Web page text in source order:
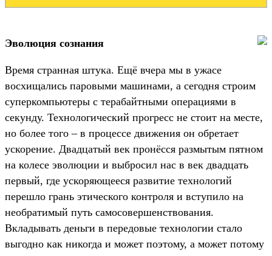
Эволюция сознания
Время странная штука. Ещё вчера мы в ужасе
восхищались паровыми машинами, а сегодня строим
суперкомпьютеры с терабайтными операциями в
секунду. Технологический прогресс не стоит на месте,
но более того – в процессе движения он обретает
ускорение. Двадцатый век пронёсся размытым пятном
на колесе эволюции и выбросил нас в век двадцать
первый, где ускоряющееся развитие технологий
перешло грань этического контроля и вступило на
необратимый путь самосовершенствования.
Вкладывать деньги в передовые технологии стало
выгодно как никогда и может поэтому, а может потому